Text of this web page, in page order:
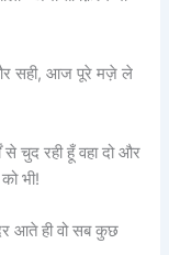
और सही, आज पूरे मज़े ले
से चुद रही हूँ वहा दो और
भी!
आते ही वो सब कुछ